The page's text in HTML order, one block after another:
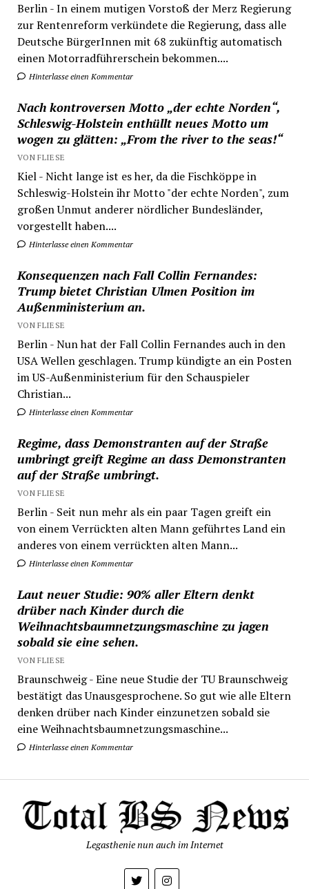
Berlin - In einem mutigen Vorstoß der Merz Regierung
zur Rentenreform verkündete die Regierung, dass alle
Deutsche BürgerInnen mit 68 zukünftig automatisch
einen Motorradführerschein bekommen....
Hinterlasse einen Kommentar
Nach kontroversen Motto „der echte Norden“,
Schleswig-Holstein enthüllt neues Motto um
wogen zu glätten: „From the river to the seas!“
VON FLIESE
Kiel - Nicht lange ist es her, da die Fischköppe in
Schleswig-Holstein ihr Motto "der echte Norden", zum
großen Unmut anderer nördlicher Bundesländer,
vorgestellt haben....
Hinterlasse einen Kommentar
Konsequenzen nach Fall Collin Fernandes:
Trump bietet Christian Ulmen Position im
Außenministerium an.
VON FLIESE
Berlin - Nun hat der Fall Collin Fernandes auch in den
USA Wellen geschlagen. Trump kündigte an ein Posten
im US-Außenministerium für den Schauspieler
Christian...
Hinterlasse einen Kommentar
Regime, dass Demonstranten auf der Straße
umbringt greift Regime an dass Demonstranten
auf der Straße umbringt.
VON FLIESE
Berlin - Seit nun mehr als ein paar Tagen greift ein
von einem Verrückten alten Mann geführtes Land ein
anderes von einem verrückten alten Mann...
Hinterlasse einen Kommentar
Laut neuer Studie: 90% aller Eltern denkt
drüber nach Kinder durch die
Weihnachtsbaumnetzungsmaschine zu jagen
sobald sie eine sehen.
VON FLIESE
Braunschweig - Eine neue Studie der TU Braunschweig
bestätigt das Unausgesprochene. So gut wie alle Eltern
denken drüber nach Kinder einzunetzen sobald sie
eine Weihnachtsbaumnetzungsmaschine...
Hinterlasse einen Kommentar
Legasthenie nun auch im Internet